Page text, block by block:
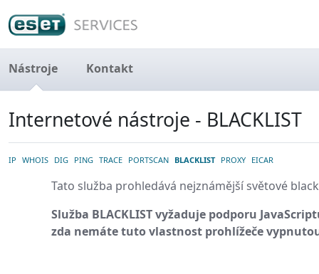
Nástroje Kontakt
Internetové nástroje - BLACKLIST
IP WHOIS DIG PING TRACE PORTSCAN BLACKLIST PROXY EICAR
Tato služba prohledává nejznámější světové
Služba BLACKLIST vyžaduje podporu
zda nemáte tuto vlastnost prohlížeče